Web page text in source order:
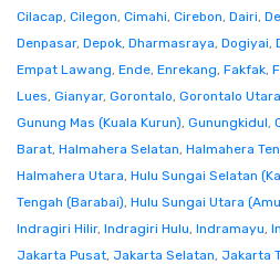
Cilacap, Cilegon, Cimahi, Cirebon, Dairi,
Denpasar, Depok, Dharmasraya, Dogiyai,
Empat Lawang, Ende, Enrekang, Fakfak,
Lues, Gianyar, Gorontalo, Gorontalo Utara
Gunung Mas (Kuala Kurun), Gunungkidul,
Barat, Halmahera Selatan, Halmahera
Halmahera Utara, Hulu Sungai Selatan
Tengah (Barabai), Hulu Sungai Utara
Indragiri Hilir, Indragiri Hulu, Indramayu,
Jakarta Pusat, Jakarta Selatan, Jakarta